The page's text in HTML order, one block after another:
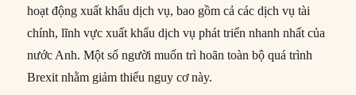
hoạt động xuất khẩu dịch vụ, bao gồm cả các dịch vụ tài
chính, lĩnh vực xuất khẩu dịch vụ phát triển nhanh nhất của
nước Anh. Một số người muốn trì hoãn toàn bộ quá trình
Brexit nhằm giảm thiểu nguy cơ này.